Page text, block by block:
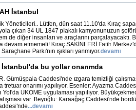
İstanbul
Yöneticileri.. Lütfen, dün saat 11.10'da Kıraç
çıkan 34 UL 1847 plakalı kamyonunuzun
de diğer insanları ve araçlarını
devam etmemeli! Kıraç SAKİNLERİ Fatih
Saraçhane Parkı'nın ışıkları yanmıyor.devamı
bu yollar onarımda
Gümüşpala Caddesi'nde ızgara temizliği
tretuar onarımı yapılıyor. Esenler: Ayazma
Yol'da UKOME uygulaması yapılıyor.
var. Beyoğlu: Karaağaç Caddesi'nde
...devamı